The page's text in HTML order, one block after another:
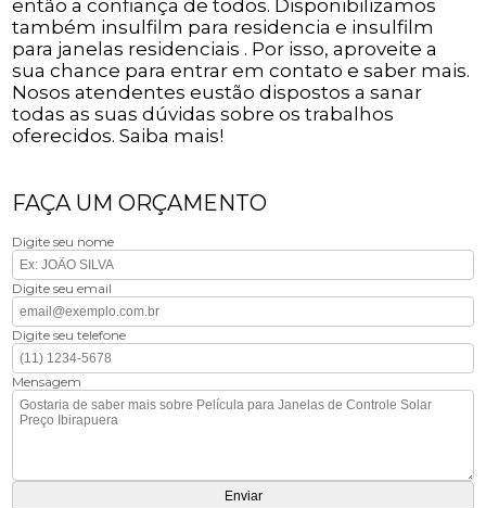
então a confiança de todos. Disponibilizamos
também insulfilm para residencia e insulfilm
para janelas residenciais . Por isso, aproveite a
sua chance para entrar em contato e saber mais.
Nosos atendentes eustão dispostos a sanar
todas as suas dúvidas sobre os trabalhos
oferecidos. Saiba mais!
FAÇA UM ORÇAMENTO
Digite seu nome
Digite seu email
Digite seu telefone
Mensagem